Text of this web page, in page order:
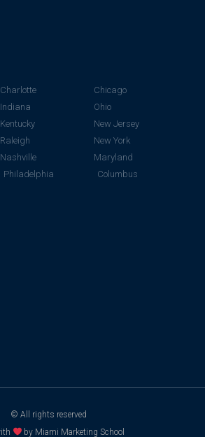
Charlotte
Indiana
Kentucky
Raleigh
Nashville
Philadelphia
Chicago
Ohio
New Jersey
New York
Maryland
Columbus
© All rights reserved
by Miami Marketing School